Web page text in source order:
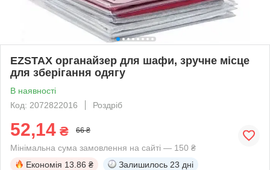
EZSTAX органайзер для шафи, зручне місце
для зберігання одягу
В наявності
Код: 2072822016
Роздріб
52,14 ₴ 66 ₴
Мінімальна сума замовлення на сайті — 150 ₴
Економія 13.86 ₴ Залишилось 23 дні